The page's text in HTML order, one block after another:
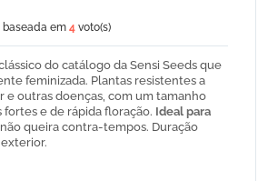
baseada em 4 voto(s)
do catálogo da Sensi Seeds que
feminizada. Plantas resistentes a
e outras doenças, com um tamanho
e de rápida floração. Ideal para
queira contra-tempos. Duração